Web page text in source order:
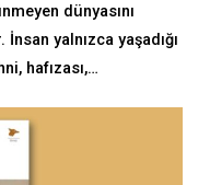
dünyasını
İnsan yalnızca yaşadığı
hafızası,…